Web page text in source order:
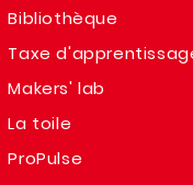
Bibliothèque
Taxe
Makers' lab
La toile
ProPulse